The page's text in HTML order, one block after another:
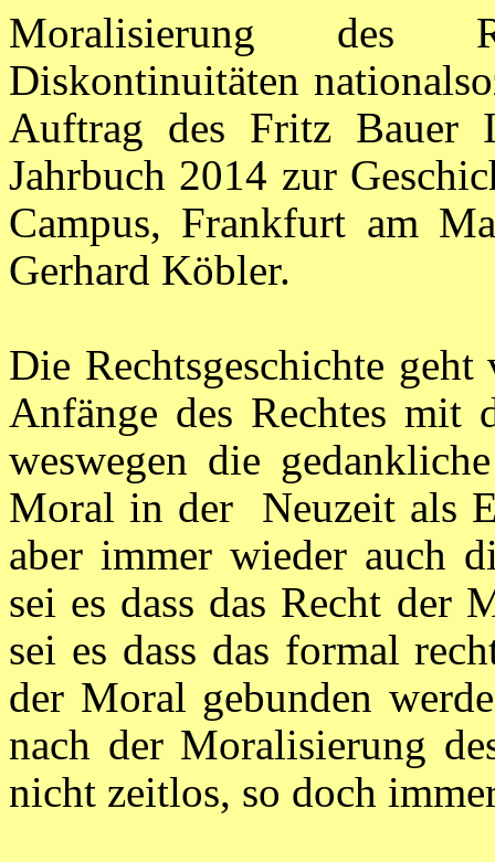
Moralisierung des
Diskontinuitäten
Auftrag des Fritz Bauer
Jahrbuch 2014 zur
Campus, Frankfurt am
Gerhard Köbler.
Die Rechtsgeschichte
Anfänge des Rechtes mit
weswegen die
Moral in der Neuzeit als
aber immer wieder auch
sei es dass das Recht der
sei es dass das formal
der Moral gebunden
nach der Moralisierung
nicht zeitlos, so doch